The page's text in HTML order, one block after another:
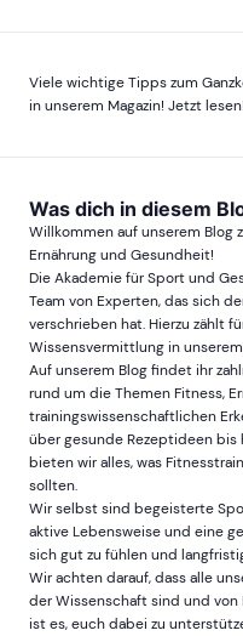
Viele wichtige Tipps zum
in unserem Magazin! Jetzt lesen!
Was dich in diesem
Willkommen auf unserem Blog
Ernährung und Gesundheit!
Die Akademie für Sport und
Team von Experten, das sich
verschrieben hat. Hierzu zählt
Wissensvermittlung in unserem
Auf unserem Blog findet ihr
rund um die Themen Fitness,
trainingswissenschaftlichen
über gesunde Rezeptideen bis
bieten wir alles, was
sollten.
Wir selbst sind begeisterte
aktive Lebensweise und eine
sich gut zu fühlen und
Wir achten darauf, dass alle
der Wissenschaft sind und von
ist es, euch dabei zu